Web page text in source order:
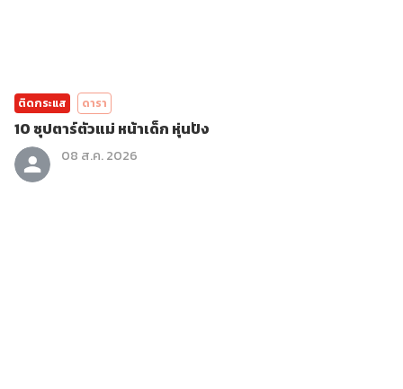
ติดกระแส ดารา
10 ซุปตาร์ตัวแม่ หน้าเด็ก หุ่นปัง
08 ส.ค. 2026